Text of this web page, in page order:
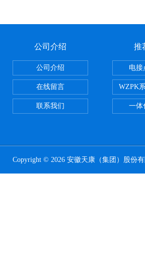
公司介绍
公司介绍
在线留言
联系我们
推
电接
WZPK
一体
Copyright © 2026 安徽天康（集团）股份